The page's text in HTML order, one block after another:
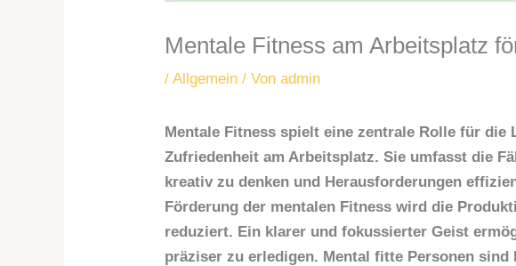
Mentale Fitness am Arbeitsplatz
/Allgemein / Vonadmin
Mentale Fitness spielt eine zentrale Rolle für die
Zufriedenheit am Arbeitsplatz. Sie umfasst die
kreativ zu denken und Herausforderungen
Förderung der mentalen Fitness wird die
reduziert. Ein klarer und fokussierter Geist
präziser zu erledigen. Mental fitte Personen sind